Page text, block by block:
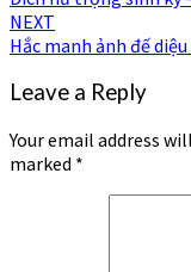
navigation
NEXT
Hắc manh ảnh đế
Leave a Reply
Your email address
marked *